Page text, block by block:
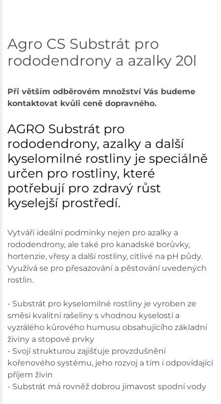
Skladem na prodejně - doručení do 7 dnů
Skladem na prodejně - doručení do 7 dnů
19 ks
Skladem na prodejně - doručení do 7 dnů
Skladové množství na prodejnách je pouze orientační.
Ceny na prodejnách se mohou lišit od cen na e-
shopu.
Agro CS Substrát pro
rododendrony a azalky 20l
Při větším odběrovém množství Vás budeme
kontaktovat kvůli ceně dopravného.
AGRO Substrát pro
rododendrony, azalky a další
kyselomilné rostliny je speciálně
určen pro rostliny, které
potřebují pro zdravý růst
kyselejší prostředí.
Vytváří ideální podmínky nejen pro azalky a
rododendrony, ale také pro kanadské borůvky,
hortenzie, vřesy a další rostliny, citlivé na pH půdy.
Využívá se pro přesazování a pěstování uvedených
rostlin.
- Substrát pro kyselomilné rostliny je vyroben ze
směsi kvalitní rašeliny s vhodnou kyselostí a
vyzrálého kůrového humusu obsahujícího základní
živiny a stopové prvky
- Svojí strukturou zajišťuje provzdušnění
kořenového systému, jeho rozvoj a tím i odpovídající
příjem živin
- Substrát má rovněž dobrou jímavost spodní vody